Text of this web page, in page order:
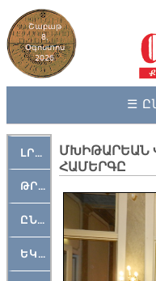
Շաբաթ
8,
Օգոստոս
2026
☰
ԼՐԱՀՈՍ
ԹՐՔԱՀԱՅ ԿԵԱՆՔ
ԸՆԿԵՐԱՄՇԱԿՈՒԹԱՅԻՆ
ԵԿԵՂԵՑԱԿԱՆ
ՄԽԻԹԱՐԵԱՆ
ՀԱՄԵՐԳԸ